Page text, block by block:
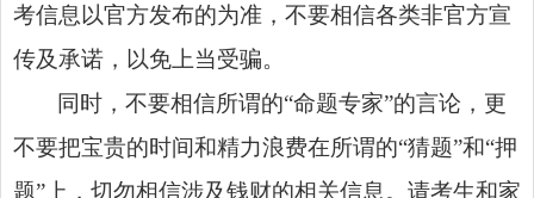
考信息以官方发布的为准，不要相信各类非官方宣
传及承诺，以免上当受骗。
同时，不要相信所谓的“命题专家”的言论，更
不要把宝贵的时间和精力浪费在所谓的“猜题”和“押
题”上，切勿相信涉及钱财的相关信息。请考生和家